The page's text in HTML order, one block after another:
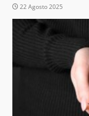
22 Agosto 2025